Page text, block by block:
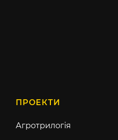
ПРОЕКТИ
Агротрилогія